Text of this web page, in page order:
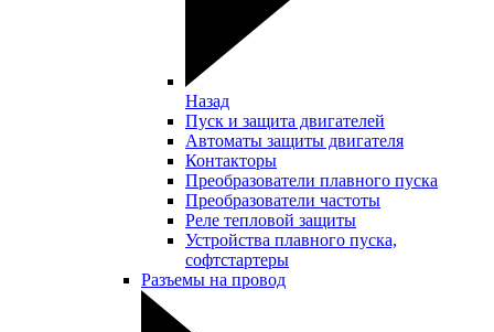
Назад
Пуск и защита двигателей
Автоматы защиты двигателя
Контакторы
Преобразователи плавного пуска
Преобразователи частоты
Реле тепловой защиты
Устройства плавного пуска,
софтстартеры
Разъемы на провод